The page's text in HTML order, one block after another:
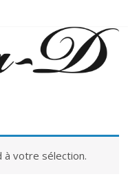
à votre sélection.